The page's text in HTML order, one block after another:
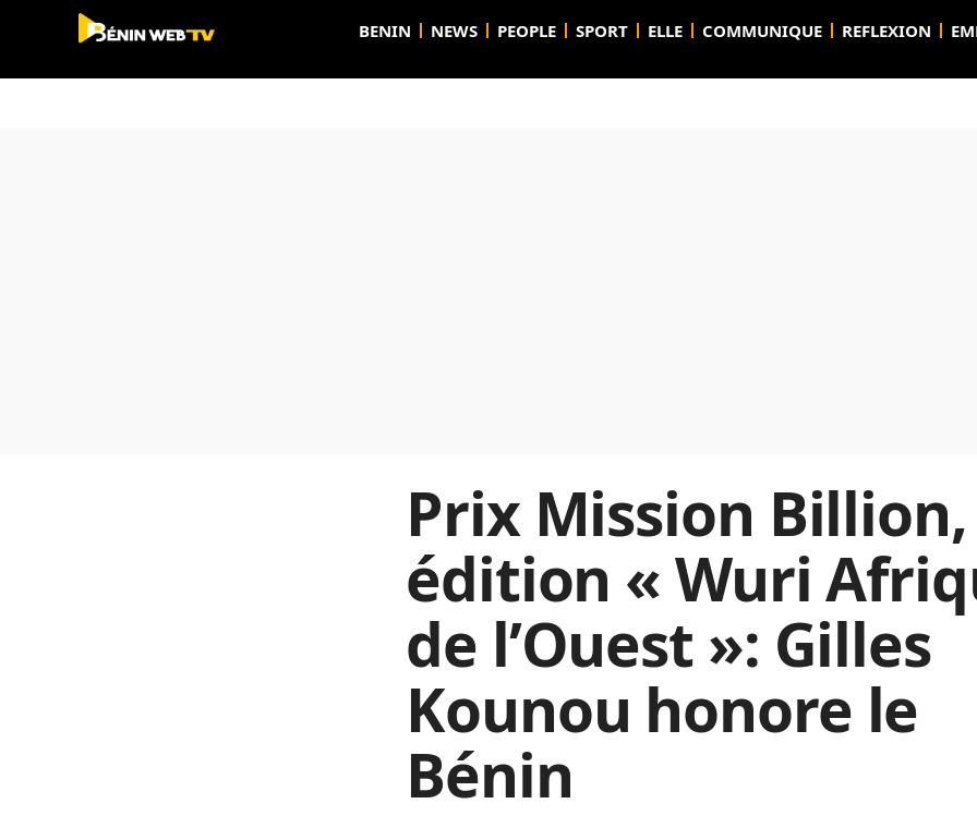
BENIN NEWS PEOPLE SPORT ELLE COMMUNIQUE REFLEXION
Prix Mission Billion,
édition « Wuri
de l’Ouest »: Gilles
Kounou honore le
Bénin